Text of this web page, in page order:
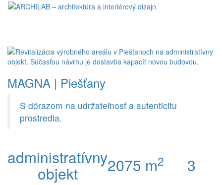
MAGNA | Piešťany
S dôrazom na udržateľnosť a autenticitu
prostredia.
administratívny
objekt 2075 m2 3